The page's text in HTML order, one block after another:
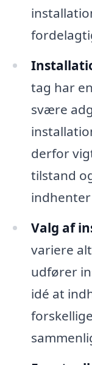
tag har
svære
derfor
tilstand
Valg af
variere
udfører
idé at